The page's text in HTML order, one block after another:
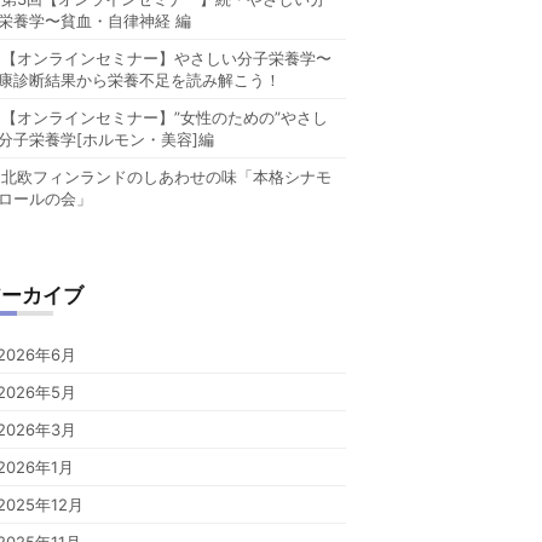
養学〜貧血・自律神経 編
【オンラインセミナー】やさしい分子栄養学〜
診断結果から栄養不足を読み解こう！
【オンラインセミナー】”女性のための”やさし
子栄養学[ホルモン・美容]編
北欧フィンランドのしあわせの味「本格シナモ
ールの会」
カイブ
年6月
年5月
年3月
年1月
年12月